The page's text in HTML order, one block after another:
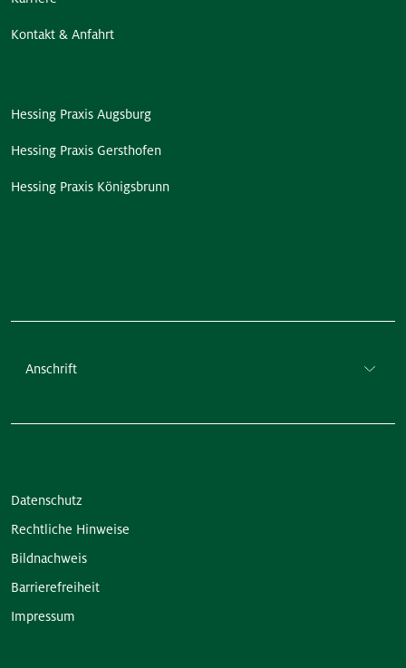
Kontakt & Anfahrt
Hessing Praxis Augsburg
Hessing Praxis Gersthofen
Hessing Praxis Königsbrunn
Anschrift
Datenschutz
Rechtliche Hinweise
Bildnachweis
Barrierefreiheit
Impressum